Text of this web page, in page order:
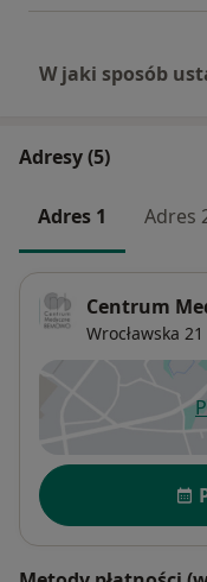
W jaki sposób
Adresy (5)
Adres 1 Adres
Centrum
Wrocławska 21
Dostępność